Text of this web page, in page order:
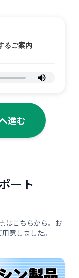
るご案内
進む
ート
はこちらから。お
意しました。